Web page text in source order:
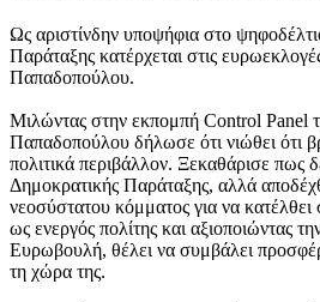
Ως αριστίνδην υποψήφια στο
Παράταξης κατέρχεται στις
Παπαδοπούλου.
Μιλώντας στην εκπομπή Control
Παπαδοπούλου δήλωσε ότι νιώθει ότι
πολιτικά περιβάλλον. Ξεκαθάρισε πως
Δημοκρατικής Παράταξης, αλλά
νεοσύστατου κόμματος για να
ως ενεργός πολίτης και αξιοποιώντας
Ευρωβουλή, θέλει να συμβάλει
τη χώρα της.